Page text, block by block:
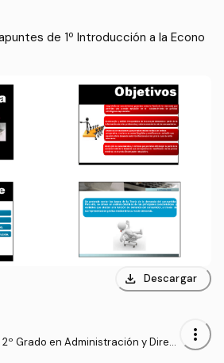
de 1º Introducción a la Econo
download Descargar
2º Grado en Administración y Direc
more_vert